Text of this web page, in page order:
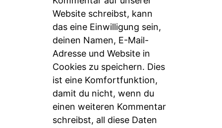
Website schreibst, kann
das eine Einwilligung sein,
deinen Namen, E-Mail-
Adresse und Website in
Cookies zu speichern. Dies
ist eine Komfortfunktion,
damit du nicht, wenn du
einen weiteren Kommentar
schreibst, all diese Daten